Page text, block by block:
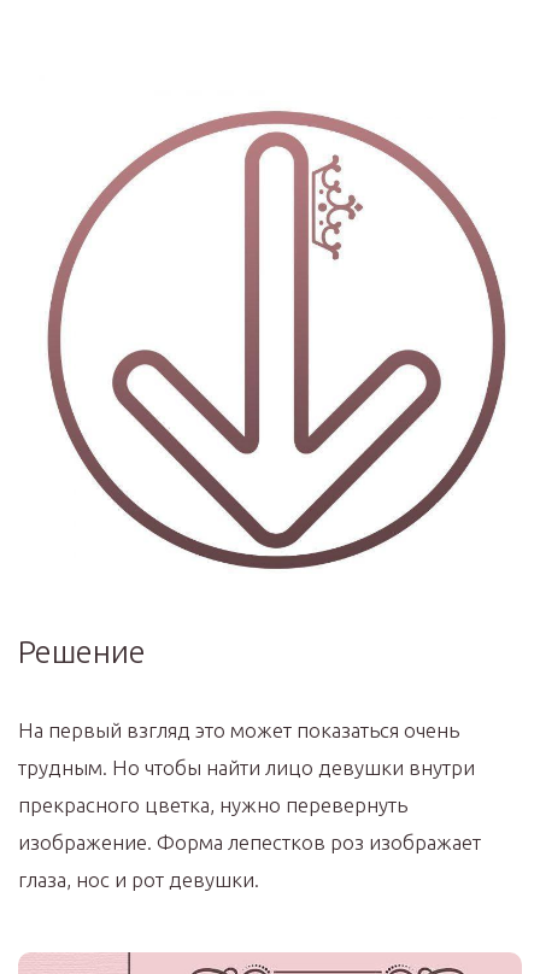
Решение
На первый взгляд это может показаться очень
трудным. Но чтобы найти лицо девушки внутри
прекрасного цветка, нужно перевернуть
изображение. Форма лепестков роз изображает
глаза, нос и рот девушки.